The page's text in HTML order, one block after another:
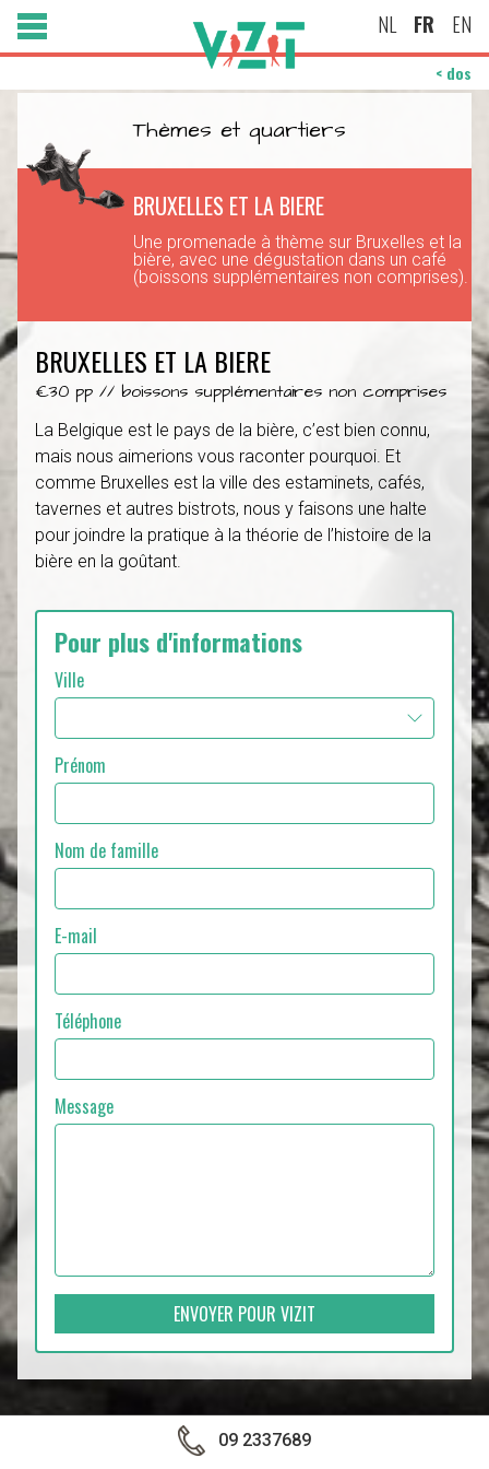
NL FR EN
< dos
Thèmes et quartiers
BRUXELLES ET LA BIERE
Une promenade à thème sur Bruxelles et la
bière, avec une dégustation dans un café
(boissons supplémentaires non comprises).
Pour plus d'informations
Ville
Prénom
Nom de famille
E-mail
Téléphone
Message
ENVOYER POUR VIZIT
BRUXELLES ET LA BIERE
€30 pp // boissons supplémentaires non comprises
La Belgique est le pays de la bière, c’est bien connu,
mais nous aimerions vous raconter pourquoi. Et
comme Bruxelles est la ville des estaminets, cafés,
tavernes et autres bistrots, nous y faisons une halte
pour joindre la pratique à la théorie de l’histoire de la
bière en la goûtant.
09 2337689